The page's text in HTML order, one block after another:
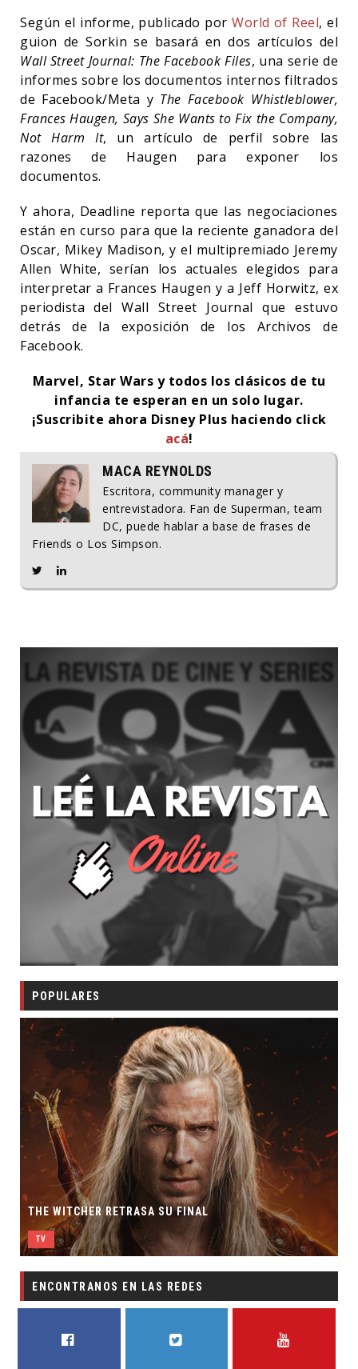
Según el informe, publicado porWorld of Reel, el
guion de Sorkin se basará en dos artículos del
Wall Street Journal: The Facebook Files, una serie de
informes sobre los documentos internos filtrados
de Facebook/Meta y The Facebook Whistleblower,
Frances Haugen, Says She Wants to Fix the Company,
Not Harm It, un artículo de perfil sobre las
razones de Haugen para exponer los
documentos.
Y ahora, Deadline reporta que las negociaciones
están en curso para que la reciente ganadora del
Oscar, Mikey Madison, y el multipremiado Jeremy
Allen White, serían los actuales elegidos para
interpretar a Frances Haugen y a Jeff Horwitz, ex
periodista del Wall Street Journal que estuvo
detrás de la exposición de los Archivos de
Facebook.
Marvel, Star Wars y todos los clásicos de tu
infancia te esperan en un solo lugar.
¡Suscribite ahora Disney Plus haciendo click
acá!
MACA REYNOLDS
Escritora, community manager y
entrevistadora. Fan de Superman, team
DC, puede hablar a base de frases de
Friends o Los Simpson.
POPULARES
THE WITCHER RETRASA SU FINAL
TV
ENCONTRANOS EN LAS REDES